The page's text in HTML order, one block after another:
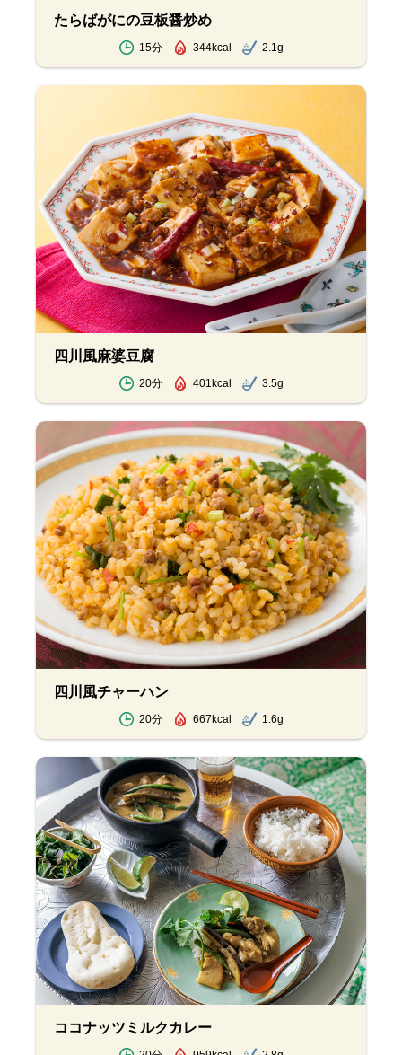
たらばがにの豆板醤炒め
15分 344kcal 2.1g
四川風麻婆豆腐
20分 401kcal 3.5g
四川風チャーハン
20分 667kcal 1.6g
ココナッツミルクカレー